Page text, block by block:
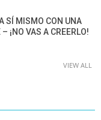
SÍ MISMO CON UNA
¡NO VAS A CREERLO!
VIEW ALL